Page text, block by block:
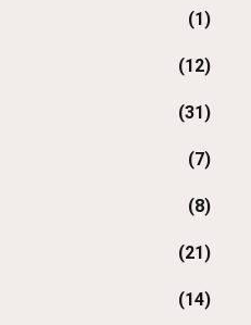
(1)
(12)
(31)
(7)
(8)
(21)
(14)